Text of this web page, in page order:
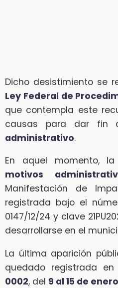
Dicho desistimiento se
Ley Federal de
que contempla este
causas para dar fin
administrativo.
En aquel momento,
motivos
Manifestación de
registrada bajo el
0147/12/24 y clave
desarrollarse en el
La última aparición
quedado registrada
0002, del 9 al 15 de